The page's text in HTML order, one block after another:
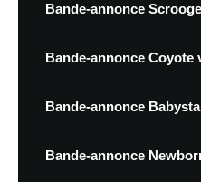
Bande-annonce
Bande-annonce Coyote
Bande-annonce
Bande-annonce